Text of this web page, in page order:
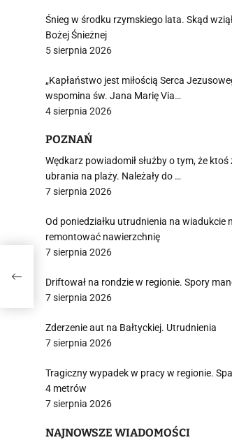
Śnieg w środku rzymskiego lata. Skąd
Bożej Śnieżnej
5 sierpnia 2026
„Kapłaństwo jest miłością Serca
wspomina św. Jana Marię Via…
4 sierpnia 2026
POZNAŃ
Wędkarz powiadomił służby o tym, że ktoś
ubrania na plaży. Należały do …
7 sierpnia 2026
Od poniedziałku utrudnienia na wiadukcie
remontować nawierzchnię
7 sierpnia 2026
Driftował na rondzie w regionie. Spory
7 sierpnia 2026
Zderzenie aut na Bałtyckiej. Utrudnienia
7 sierpnia 2026
Tragiczny wypadek w pracy w regionie.
4 metrów
7 sierpnia 2026
NAJNOWSZE WIADOMOŚCI